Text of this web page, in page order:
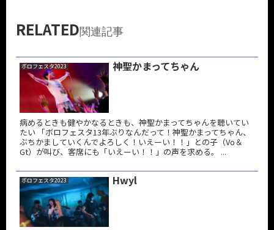
RELATED関連記事
ボロフェスタ2023 神聖かまってちゃん
病めるときも健やかなるときも、神聖かまってちゃんを聴いてい
たい 「ボロフェスタ13年ぶりなんだって！神聖かまってちゃん、
ぶちかましていくんでよろしく！いえーい！！」との子（Vo＆
Gt）が叫び、客席にも「いえーい！！」の声を求める。 ...
ボロフェスタ2023 Hwyl